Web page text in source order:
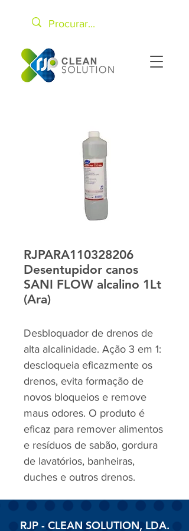
RJPARA110328206
Desentupidor canos
SANI FLOW alcalino 1Lt
(Ara)
Desbloquador de drenos de
alta alcalinidade. Ação 3 em 1:
descloqueia eficazmente os
drenos, evita formação de
novos bloqueios e remove
maus odores. O produto é
eficaz para remover alimentos
e resíduos de sabão, gordura
de lavatórios, banheiras,
duches e outros drenos.
RJP - CLEAN SOLUTION, LDA.